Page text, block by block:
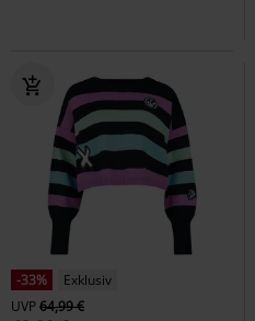
-33%
Exklusiv
UVP64,99 €